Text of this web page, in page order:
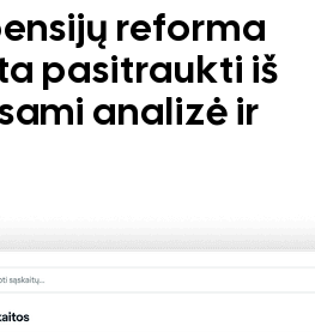
reforma
pasitraukti iš
analizė ir